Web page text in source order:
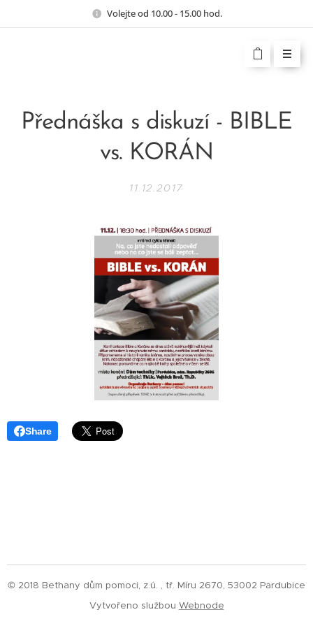
Volejte od 10.00 - 15.00 hod.
Přednáška s diskuzí - BIBLE
vs. KORÁN
11.12.2017
Share
© 2018 Bethany dům pomoci, z.ú. , tř. Míru 2670, 53002 Pardubice
Vytvořeno službou Webnode